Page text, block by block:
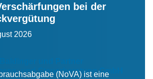
bei der
2026
(NoVA) ist eine
und Steuerberatung GmbH